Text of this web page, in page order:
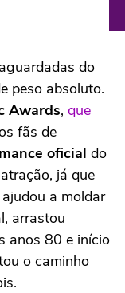
do
peso absoluto.
Awards, que
fãs de
oficial do
já que
a moldar
arrastou
anos 80 e início
o caminho